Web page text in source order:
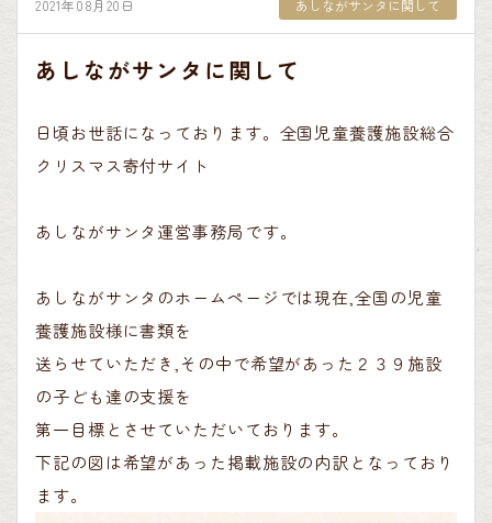
2021年08月20日 あしながサンタに関して
あしながサンタに関して
日頃お世話になっております。全国児童養護施設総合
クリスマス寄付サイト
あしながサンタ運営事務局です。
あしながサンタのホームページでは現在,全国の児童
養護施設様に書類を
送らせていただき,その中で希望があった２３９施設
の子ども達の支援を
第一目標とさせていただいております。
下記の図は希望があった掲載施設の内訳となっており
ます。